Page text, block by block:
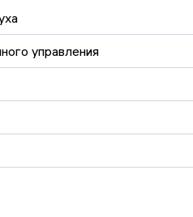
управления